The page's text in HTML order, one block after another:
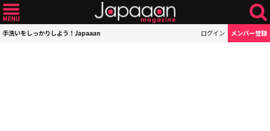
手洗いをしっかりしよう！Japaaan ログイン メンバー登録